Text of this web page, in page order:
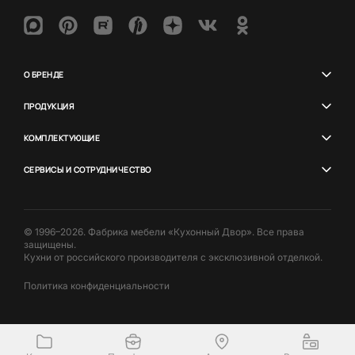
О БРЕНДЕ
ПРОДУКЦИЯ
КОМПЛЕКТУЮЩИЕ
СЕРВИСЫ И СОТРУДНИЧЕСТВО
© 1996–2026. Фабрика мебели «Кухонный Двор». Все права
защищены.
Кухни от российского производителя с эксклюзивной отделкой.
Политика конфиденциальности